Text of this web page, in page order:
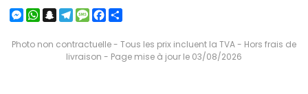
Messenger
WhatsApp
Snapchat
Telegram
MessageFacebook
Photo non contractuelle - Tous les prix incluent la TVA - Hors frais de
livraison - Page mise à jour le 03/08/2026